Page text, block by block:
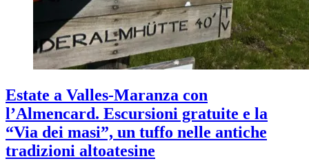
Estate a Valles-Maranza con
l’Almencard. Escursioni gratuite e la
“Via dei masi”, un tuffo nelle antiche
tradizioni altoatesine